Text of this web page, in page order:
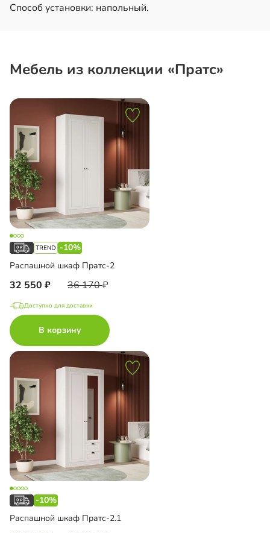
Способ установки: напольный.
Мебель из коллекции «Пратс»
-10%
Распашной шкаф Пратс-2
32 550 36 170
Доступно для доставки
В корзину
-10%
Распашной шкаф Пратс-2.1